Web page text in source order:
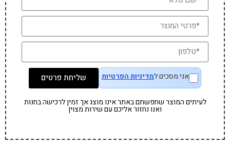
אני מסכים למדיניות הפרטיות שליחת פרטים
לעיתים המוצר שחפשתם באתר אינו מוצג אך זמין לרכישה בחנות
ואנו נחזור אליכם עם שירות מצוין